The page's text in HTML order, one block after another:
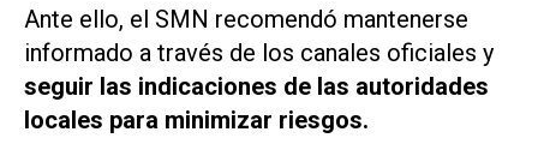
Ante ello, el SMN recomendó mantenerse
informado a través de los canales oficiales y
seguir las indicaciones de las autoridades
locales para minimizar riesgos.